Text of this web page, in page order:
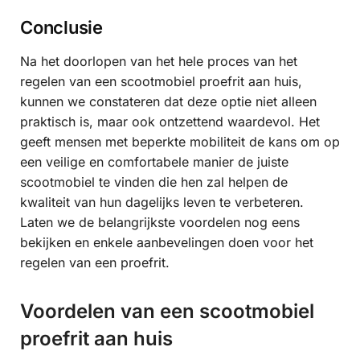
Conclusie
Na het doorlopen van het hele proces van het
regelen van een scootmobiel proefrit aan huis,
kunnen we constateren dat deze optie niet alleen
praktisch is, maar ook ontzettend waardevol. Het
geeft mensen met beperkte mobiliteit de kans om op
een veilige en comfortabele manier de juiste
scootmobiel te vinden die hen zal helpen de
kwaliteit van hun dagelijks leven te verbeteren.
Laten we de belangrijkste voordelen nog eens
bekijken en enkele aanbevelingen doen voor het
regelen van een proefrit.
Voordelen van een scootmobiel
proefrit aan huis